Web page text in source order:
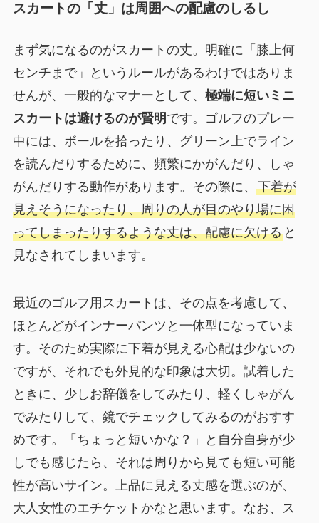
スカートの「丈」は周囲への配慮のしるし
まず気になるのがスカートの丈。明確に「膝上何
センチまで」というルールがあるわけではありま
せんが、一般的なマナーとして、 極端に短いミニ
スカートは避けるのが賢明 です。ゴルフのプレー
中には、ボールを拾ったり、グリーン上でライン
を読んだりするために、頻繁にかがんだり、しゃ
がんだりする動作があります。その際に、 下着が
見えそうになったり、周りの人が目のやり場に困
ってしまったりするような丈は、配慮に欠けると
見なされてしまいます。
最近のゴルフ用スカートは、その点を考慮して、
ほとんどがインナーパンツと一体型になっていま
す。そのため実際に下着が見える心配は少ないの
ですが、それでも外見的な印象は大切。試着した
ときに、少しお辞儀をしてみたり、軽くしゃがん
でみたりして、鏡でチェックしてみるのがおすす
めです。「ちょっと短いかな？」と自分自身が少
しでも感じたら、それは周りから見ても短い可能
性が高いサイン。上品に見える丈感を選ぶのが、
大人女性のエチケットかなと思います。なお、ス